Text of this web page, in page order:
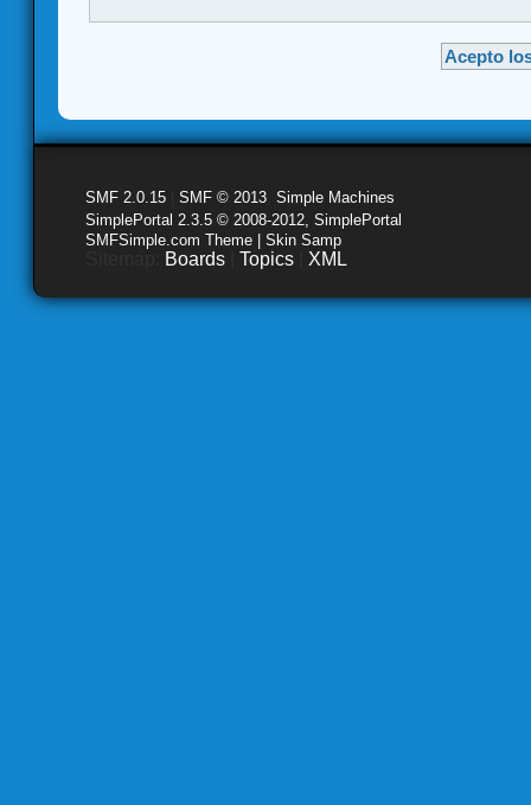
SMF 2.0.15 SMF © 2013 Simple Machines
SimplePortal 2.3.5 © 2008-2012, SimplePortal
SMFSimple.com Theme | Skin Samp
Boards Topics XML